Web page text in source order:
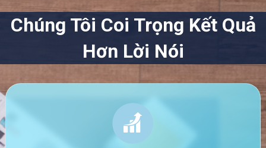
Chúng Tôi Coi Trọng Kết Quả
Hơn Lời Nói